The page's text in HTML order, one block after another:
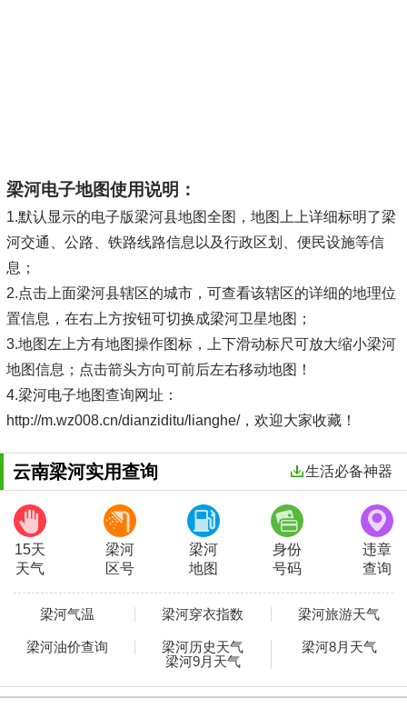
梁河电子地图使用说明：
1.默认显示的电子版梁河县地图全图，地图上上详细标明了梁
河交通、公路、铁路线路信息以及行政区划、便民设施等信
息；
2.点击上面梁河县辖区的城市，可查看该辖区的详细的地理位
置信息，在右上方按钮可切换成梁河卫星地图；
3.地图左上方有地图操作图标，上下滑动标尺可放大缩小梁河
地图信息；点击箭头方向可前后左右移动地图！
4.梁河电子地图查询网址：
http://m.wz008.cn/dianziditu/lianghe/，欢迎大家收藏！
云南梁河实用查询 生活必备神器
15天
天气
梁河
区号
梁河
地图
身份
号码
违章
查询
梁河气温 梁河穿衣指数 梁河旅游天气
梁河油价查询 梁河历史天气
梁河8月天气
梁河9月天气